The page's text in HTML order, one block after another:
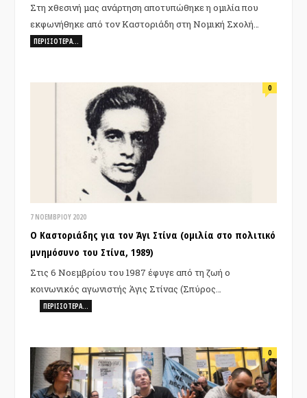
Στη χθεσινή μας ανάρτηση αποτυπώθηκε η ομιλία που
εκφωνήθηκε από τον Καστοριάδη στη Νομική Σχολή…
ΠΕΡΙΣΣΌΤΕΡΑ…
7 ΝΟΕΜΒΡΊΟΥ 2020
0
Ο Καστοριάδης για τον Άγι Στίνα (ομιλία στο πολιτικό
μνημόσυνο του Στίνα, 1989)
Στις 6 Νοεμβρίου του 1987 έφυγε από τη ζωή ο
κοινωνικός αγωνιστής Άγις Στίνας (Σπύρος…
ΠΕΡΙΣΣΌΤΕΡΑ…
0